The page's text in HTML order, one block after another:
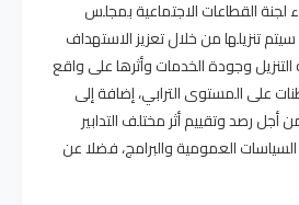
لجنة القطاعات الاجتماعية بمجلس
تنزيلها من خلال تعزيز الاستهداف
التنزيل وجودة الخدمات وأثرها على واقع
على المستوى الترابي، إضافة إلى
أجل رصد وتقييم أثر مختلف التدابير
العمومية والبرامج، فضلا عن